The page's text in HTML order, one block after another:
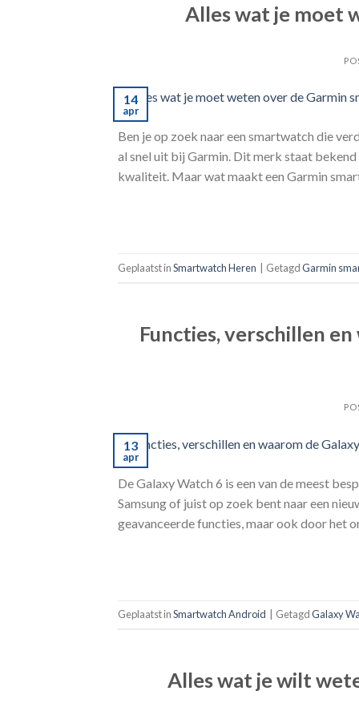
Alles wat je moet
14
apr
Ben je op zoek naar een smartwatch die
al snel uit bij Garmin. Dit merk staat
kwaliteit. Maar wat maakt een Garmin
Geplaatst inSmartwatch Heren GetagdGarmin
Functies, verschillen
13
apr
De Galaxy Watch 6 is een van de meest
Samsung of juist op zoek bent naar een
geavanceerde functies, maar ook door het
Geplaatst inSmartwatch Android GetagdGalaxy
Alles wat je wilt